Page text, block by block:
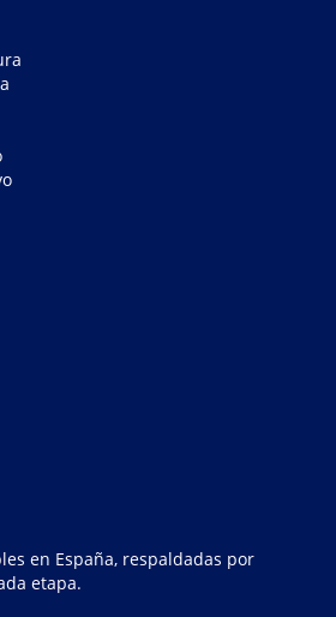
en España, respaldadas por
etapa.